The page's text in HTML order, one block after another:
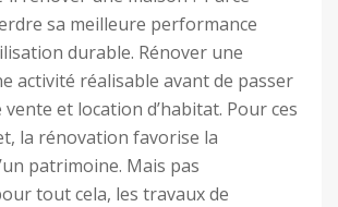
sa meilleure performance
durable. Rénover une
activité réalisable avant de passer
et location d’habitat. Pour ces
la rénovation favorise la
patrimoine. Mais pas
tout cela, les travaux de